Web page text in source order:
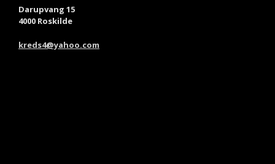
Darupvang 15
4000 Roskilde
kreds4@yahoo.com